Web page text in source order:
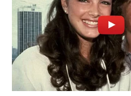
WN
KALSEL
WN
KALTIM
WN
SULSEL